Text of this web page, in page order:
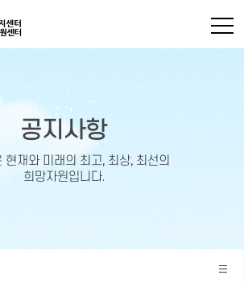
공지사항
현재와 미래의 최고, 최상, 최선의
희망자원입니다.